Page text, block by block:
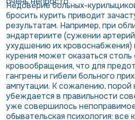
Недоверие больных-
бросить курить приводит
результатам. Например, при
эндартериите (сужении
ухудшению их кровоснабжения)
курения может оказаться
кровообращения, что для
гангрены и гибели больного
ампутации. К сожалению, порой
убеждается в правильности
уже совершилось
обывательская психология: все